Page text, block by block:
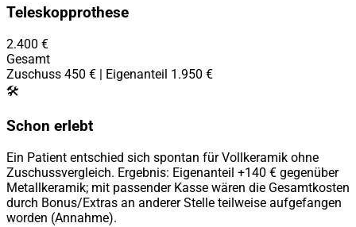
Teleskopprothese
2.400 €
Gesamt
Zuschuss 450 € | Eigenanteil 1.950 €
🛠️
Schon erlebt
Ein Patient entschied sich spontan für Vollkeramik ohne
Zuschussvergleich. Ergebnis: Eigenanteil +140 € gegenüber
Metallkeramik; mit passender Kasse wären die Gesamtkosten
durch Bonus/Extras an anderer Stelle teilweise aufgefangen
worden (Annahme).